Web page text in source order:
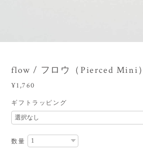
flow / フロウ（Pierced Mini）
¥1,760
ギフトラッピング
数量